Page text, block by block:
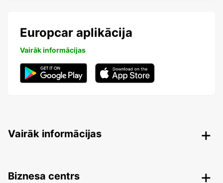
Europcar aplikācija
Vairāk informācijas
Vairāk informācijas
Biznesa centrs